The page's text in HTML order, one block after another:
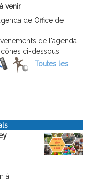
venir
de Office de
de l'agenda
ci-dessous.
Toutes les
à